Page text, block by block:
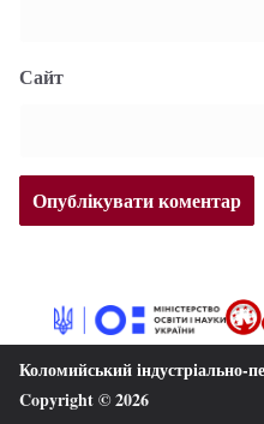
Сайт
Коломийський індустріально-
Copyright © 2026